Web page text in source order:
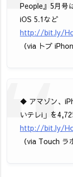
People』5月号
iOS 5.1など
http://bit.ly/
（via トブ
◆ アマゾン、
いテレi」を
http://bit.ly/
（via Touch